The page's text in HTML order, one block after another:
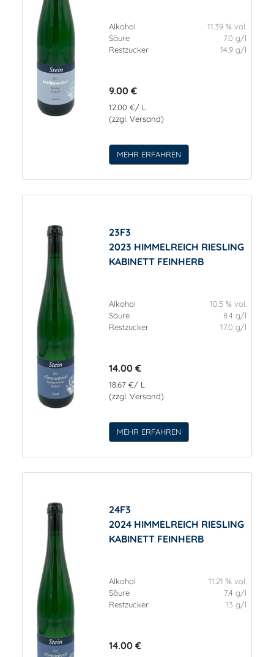
Alkohol
11.39 % vol.
Säure
7.0 g/l
Restzucker
14.9 g/l
9.00 €
12.00 €/ L
(zzgl. Versand)
MEHR ERFAHREN
23F3
2023 HIMMELREICH RIESLING
KABINETT FEINHERB
Alkohol
10.5 % vol.
Säure
8.4 g/l
Restzucker
17.0 g/l
14.00 €
18.67 €/ L
(zzgl. Versand)
MEHR ERFAHREN
24F3
2024 HIMMELREICH RIESLING
KABINETT FEINHERB
Alkohol
11.21 % vol.
Säure
7.4 g/l
Restzucker
13 g/l
14.00 €